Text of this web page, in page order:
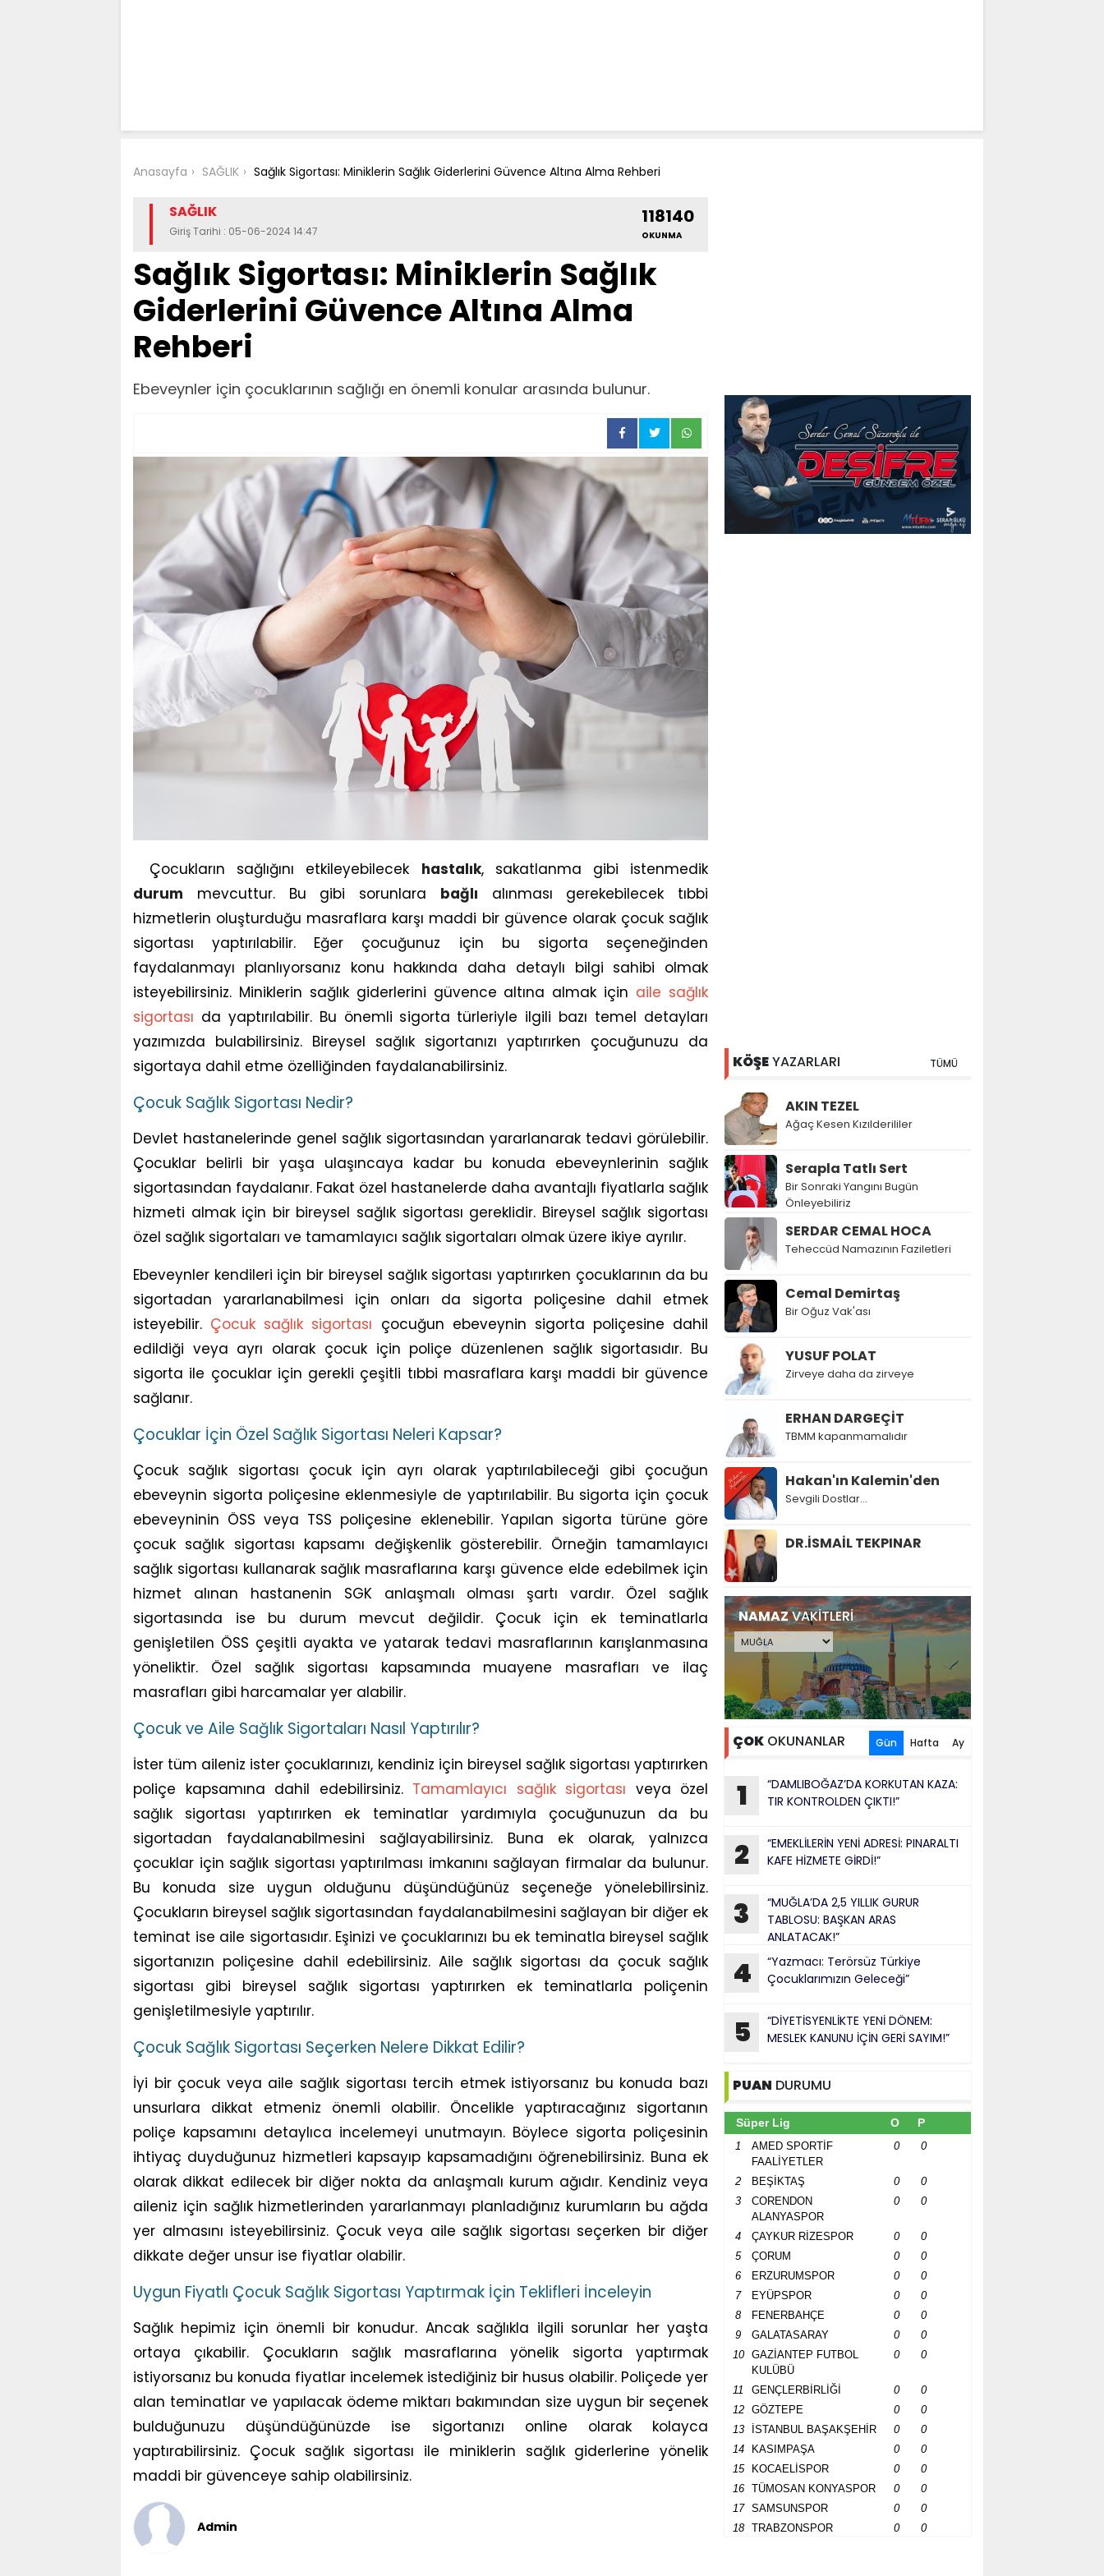
Anasayfa SAĞLIK Sağlık Sigortası: Miniklerin Sağlık Giderlerini Güvence Altına Alma Rehberi
SAĞLIK
Giriş Tarihi : 05-06-2024 14:47
118140
OKUNMA
Sağlık Sigortası: Miniklerin Sağlık
Giderlerini Güvence Altına Alma
Rehberi
Ebeveynler için çocuklarının sağlığı en önemli konular arasında bulunur.
Çocukların sağlığını etkileyebilecek hastalık, sakatlanma gibi istenmedik
durum mevcuttur. Bu gibi sorunlara bağlı alınması gerekebilecek tıbbi
hizmetlerin oluşturduğu masraflara karşı maddi bir güvence olarak çocuk sağlık
sigortası yaptırılabilir. Eğer çocuğunuz için bu sigorta seçeneğinden
faydalanmayı planlıyorsanız konu hakkında daha detaylı bilgi sahibi olmak
isteyebilirsiniz. Miniklerin sağlık giderlerini güvence altına almak için aile sağlık
sigortası da yaptırılabilir. Bu önemli sigorta türleriyle ilgili bazı temel detayları
yazımızda bulabilirsiniz. Bireysel sağlık sigortanızı yaptırırken çocuğunuzu da
sigortaya dahil etme özelliğinden faydalanabilirsiniz.
Çocuk Sağlık Sigortası Nedir?
Devlet hastanelerinde genel sağlık sigortasından yararlanarak tedavi görülebilir.
Çocuklar belirli bir yaşa ulaşıncaya kadar bu konuda ebeveynlerinin sağlık
sigortasından faydalanır. Fakat özel hastanelerde daha avantajlı fiyatlarla sağlık
hizmeti almak için bir bireysel sağlık sigortası gereklidir. Bireysel sağlık sigortası
özel sağlık sigortaları ve tamamlayıcı sağlık sigortaları olmak üzere ikiye ayrılır.
Ebeveynler kendileri için bir bireysel sağlık sigortası yaptırırken çocuklarının da bu
sigortadan yararlanabilmesi için onları da sigorta poliçesine dahil etmek
isteyebilir. Çocuk sağlık sigortası çocuğun ebeveynin sigorta poliçesine dahil
edildiği veya ayrı olarak çocuk için poliçe düzenlenen sağlık sigortasıdır. Bu
sigorta ile çocuklar için gerekli çeşitli tıbbi masraflara karşı maddi bir güvence
sağlanır.
Çocuklar İçin Özel Sağlık Sigortası Neleri Kapsar?
Çocuk sağlık sigortası çocuk için ayrı olarak yaptırılabileceği gibi çocuğun
ebeveynin sigorta poliçesine eklenmesiyle de yaptırılabilir. Bu sigorta için çocuk
ebeveyninin ÖSS veya TSS poliçesine eklenebilir. Yapılan sigorta türüne göre
çocuk sağlık sigortası kapsamı değişkenlik gösterebilir. Örneğin tamamlayıcı
sağlık sigortası kullanarak sağlık masraflarına karşı güvence elde edebilmek için
hizmet alınan hastanenin SGK anlaşmalı olması şartı vardır. Özel sağlık
sigortasında ise bu durum mevcut değildir. Çocuk için ek teminatlarla
genişletilen ÖSS çeşitli ayakta ve yatarak tedavi masraflarının karışlanmasına
yöneliktir. Özel sağlık sigortası kapsamında muayene masrafları ve ilaç
masrafları gibi harcamalar yer alabilir.
Çocuk ve Aile Sağlık Sigortaları Nasıl Yaptırılır?
İster tüm aileniz ister çocuklarınızı, kendiniz için bireysel sağlık sigortası yaptırırken
poliçe kapsamına dahil edebilirsiniz. Tamamlayıcı sağlık sigortası veya özel
sağlık sigortası yaptırırken ek teminatlar yardımıyla çocuğunuzun da bu
sigortadan faydalanabilmesini sağlayabilirsiniz. Buna ek olarak, yalnızca
çocuklar için sağlık sigortası yaptırılması imkanını sağlayan firmalar da bulunur.
Bu konuda size uygun olduğunu düşündüğünüz seçeneğe yönelebilirsiniz.
Çocukların bireysel sağlık sigortasından faydalanabilmesini sağlayan bir diğer ek
teminat ise aile sigortasıdır. Eşinizi ve çocuklarınızı bu ek teminatla bireysel sağlık
sigortanızın poliçesine dahil edebilirsiniz. Aile sağlık sigortası da çocuk sağlık
sigortası gibi bireysel sağlık sigortası yaptırırken ek teminatlarla poliçenin
genişletilmesiyle yaptırılır.
Çocuk Sağlık Sigortası Seçerken Nelere Dikkat Edilir?
İyi bir çocuk veya aile sağlık sigortası tercih etmek istiyorsanız bu konuda bazı
unsurlara dikkat etmeniz önemli olabilir. Öncelikle yaptıracağınız sigortanın
poliçe kapsamını detaylıca incelemeyi unutmayın. Böylece sigorta poliçesinin
ihtiyaç duyduğunuz hizmetleri kapsayıp kapsamadığını öğrenebilirsiniz. Buna ek
olarak dikkat edilecek bir diğer nokta da anlaşmalı kurum ağıdır. Kendiniz veya
aileniz için sağlık hizmetlerinden yararlanmayı planladığınız kurumların bu ağda
yer almasını isteyebilirsiniz. Çocuk veya aile sağlık sigortası seçerken bir diğer
dikkate değer unsur ise fiyatlar olabilir.
Uygun Fiyatlı Çocuk Sağlık Sigortası Yaptırmak İçin Teklifleri İnceleyin
Sağlık hepimiz için önemli bir konudur. Ancak sağlıkla ilgili sorunlar her yaşta
ortaya çıkabilir. Çocukların sağlık masraflarına yönelik sigorta yaptırmak
istiyorsanız bu konuda fiyatlar incelemek istediğiniz bir husus olabilir. Poliçede yer
alan teminatlar ve yapılacak ödeme miktarı bakımından size uygun bir seçenek
bulduğunuzu düşündüğünüzde ise sigortanızı online olarak kolayca
yaptırabilirsiniz. Çocuk sağlık sigortası ile miniklerin sağlık giderlerine yönelik
maddi bir güvenceye sahip olabilirsiniz.
Admin
KÖŞEYAZARLARI TÜMÜ
AKIN TEZEL
Ağaç Kesen Kızılderililer
Serapla Tatlı Sert
Bir Sonraki Yangını Bugün
Önleyebiliriz
SERDAR CEMAL HOCA
Teheccüd Namazının Faziletleri
Cemal Demirtaş
Bir Oğuz Vak'ası
YUSUF POLAT
Zirveye daha da zirveye
ERHAN DARGEÇİT
TBMM kapanmamalıdır
Hakan'ın Kalemin'den
Sevgili Dostlar...
DR.İSMAİL TEKPINAR
NAMAZVAKİTLERİ
ÇOK OKUNANLAR Gün Hafta Ay
1
“DAMLIBOĞAZ’DA KORKUTAN KAZA:
TIR KONTROLDEN ÇIKTI!”
2
“EMEKLİLERİN YENİ ADRESİ: PINARALTI
KAFE HİZMETE GİRDİ!”
3
“MUĞLA’DA 2,5 YILLIK GURUR
TABLOSU: BAŞKAN ARAS
ANLATACAK!”
4
“Yazmacı: Terörsüz Türkiye
Çocuklarımızın Geleceği”
5
“DİYETİSYENLİKTE YENİ DÖNEM:
MESLEK KANUNU İÇİN GERİ SAYIM!”
PUAN DURUMU
Süper Lig O P
1
AMED SPORTİF
FAALİYETLER
0 0
2 BEŞİKTAŞ 0
0
3
CORENDON
ALANYASPOR
0 0
4 ÇAYKUR RİZESPOR 0
0
5
ÇORUM 0
0
6
ERZURUMSPOR 0
0
7
EYÜPSPOR 0
0
8
FENERBAHÇE 0
0
9
GALATASARAY 0
0
10
GAZİANTEP FUTBOL
KULÜBÜ
0 0
11 GENÇLERBİRLİĞİ 0
0
12
GÖZTEPE 0
0
13
İSTANBUL BAŞAKŞEHİR 0
0
14
KASIMPAŞA 0
0
15
KOCAELİSPOR 0
0
16
TÜMOSAN KONYASPOR 0
0
17
SAMSUNSPOR 0
0
18
TRABZONSPOR 0 0